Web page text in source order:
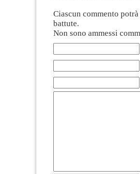
Ciascun commento
battute.
Non sono ammessi